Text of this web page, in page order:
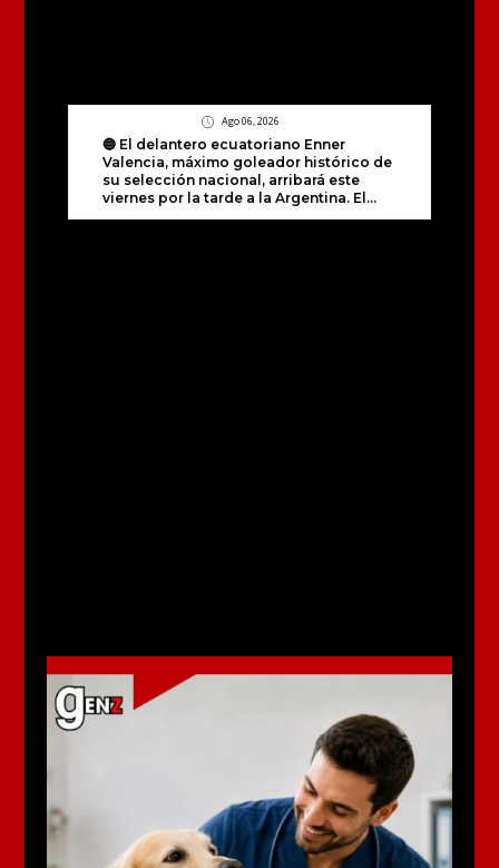
Ago 06, 2026
🔵 El delantero ecuatoriano Enner
Valencia, máximo goleador histórico de
su selección nacional, arribará este
viernes por la tarde a la Argentina. El...